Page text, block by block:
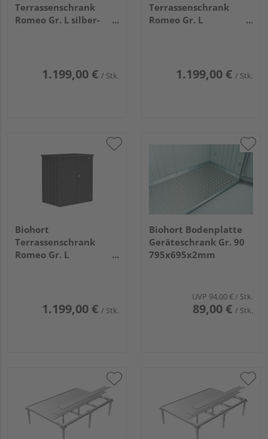
Terrassenschrank
Romeo Gr. L silber-
1.199,00 € / Stk.
Terrassenschrank
Romeo Gr. L
1.199,00 € / Stk.
Biohort
Terrassenschrank
Romeo Gr. L
1.199,00 € / Stk.
Biohort Bodenplatte
Geräteschrank Gr. 90
795x695x2mm
UVP 94,00 € / Stk.
89,00 € / Stk.